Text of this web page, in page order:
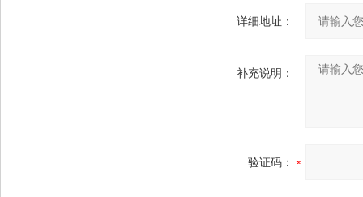
详细地址：
补充说明：
验证码：